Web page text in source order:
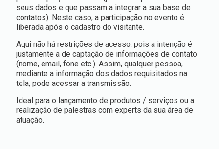
seus dados e que passam a integrar a sua base de
contatos). Neste caso, a participação no evento é
liberada após o cadastro do visitante.
Aqui não há restrições de acesso, pois a intenção é
justamente a de captação de informações de contato
(nome, email, fone etc.). Assim, qualquer pessoa,
mediante a informação dos dados requisitados na
tela, pode acessar a transmissão.
Ideal para o lançamento de produtos / serviços ou a
realização de palestras com experts da sua área de
atuação.